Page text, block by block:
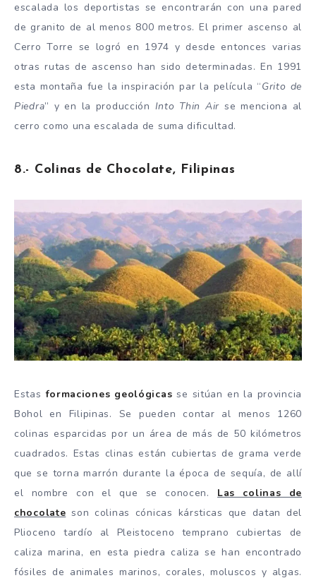
escalada los deportistas se encontrarán con una pared
de granito de al menos 800 metros. El primer ascenso al
Cerro Torre se logró en 1974 y desde entonces varias
otras rutas de ascenso han sido determinadas. En 1991
esta montaña fue la inspiración par la película “Grito de
Piedra” y en la producción Into Thin Air se menciona al
cerro como una escalada de suma dificultad.
8.- Colinas de Chocolate, Filipinas
Estas formaciones geológicas se sitúan en la provincia
Bohol en Filipinas. Se pueden contar al menos 1260
colinas esparcidas por un área de más de 50 kilómetros
cuadrados. Estas clinas están cubiertas de grama verde
que se torna marrón durante la época de sequía, de allí
el nombre con el que se conocen. Las colinas de
chocolate son colinas cónicas kársticas que datan del
Plioceno tardío al Pleistoceno temprano cubiertas de
caliza marina, en esta piedra caliza se han encontrado
fósiles de animales marinos, corales, moluscos y algas.